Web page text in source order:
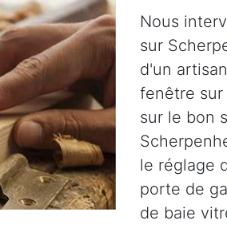
Nous
sur
d'un
fenêtre sur
sur le bon
le réglage
porte de
de baie